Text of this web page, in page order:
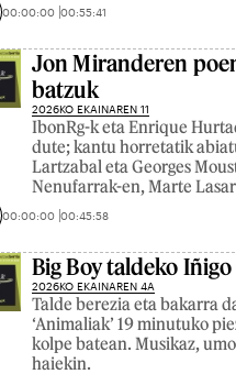
00:00:00 00:55:41
Jon Miranderen
batzuk
2026KO EKAINAREN 11
IbonRg-k eta Enrique
dute; kantu horretatik
Lartzabal eta Georges
Nenufarrak-en, Marte
00:00:00 00:45:58
Big Boy taldeko
2026KO EKAINAREN 4A
Talde berezia eta bakarra
‘Animaliak’ 19 minutuko
kolpe batean. Musikaz,
haiekin.